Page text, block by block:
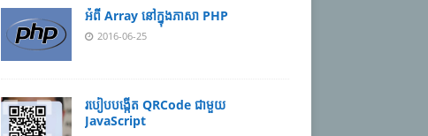
អំពី Array នៅ​​ក្នុង​ភា​សា PHP
2016-06-25
របៀប​បង្កើត​ QRCode ជាមួយ
JavaScript